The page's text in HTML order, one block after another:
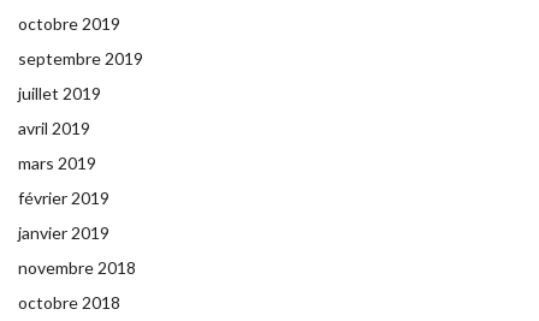
octobre 2019
septembre 2019
juillet 2019
avril 2019
mars 2019
février 2019
janvier 2019
novembre 2018
octobre 2018